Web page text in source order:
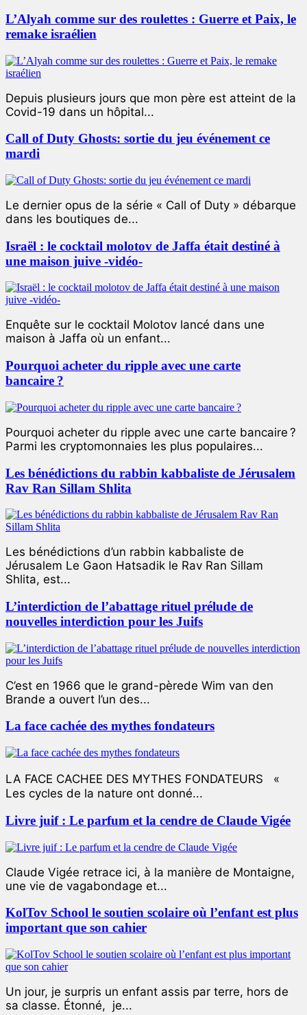
L’Alyah comme sur des roulettes : Guerre et Paix, le
remake israélien
Depuis plusieurs jours que mon père est atteint de la
Covid-19 dans un hôpital...
Call of Duty Ghosts: sortie du jeu événement ce
mardi
Le dernier opus de la série « Call of Duty » débarque
dans les boutiques de...
Israël : le cocktail molotov de Jaffa était destiné à
une maison juive -vidéo-
Enquête sur le cocktail Molotov lancé dans une
maison à Jaffa où un enfant...
Pourquoi acheter du ripple avec une carte
bancaire ?
Pourquoi acheter du ripple avec une carte bancaire ?
Parmi les cryptomonnaies les plus populaires...
Les bénédictions du rabbin kabbaliste de Jérusalem
Rav Ran Sillam Shlita
Les bénédictions d’un rabbin kabbaliste de
Jérusalem Le Gaon Hatsadik le Rav Ran Sillam
Shlita, est...
L’interdiction de l’abattage rituel prélude de
nouvelles interdiction pour les Juifs
C’est en 1966 que le grand-pèrede Wim van den
Brande a ouvert l’un des...
La face cachée des mythes fondateurs
LA FACE CACHEE DES MYTHES FONDATEURS «
Les cycles de la nature ont donné...
Livre juif : Le parfum et la cendre de Claude Vigée
Claude Vigée retrace ici, à la manière de Montaigne,
une vie de vagabondage et...
KolTov School le soutien scolaire où l’enfant est plus
important que son cahier
Un jour, je surpris un enfant assis par terre, hors de
sa classe. Étonné, je...